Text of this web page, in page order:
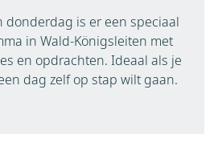
donderdag is er een speciaal
in Wald-Königsleiten met
en opdrachten. Ideaal als je
dag zelf op stap wilt gaan.